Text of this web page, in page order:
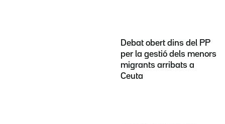
Debat obert dins del PP
per la gestió dels menors
migrants arribats a
Ceuta